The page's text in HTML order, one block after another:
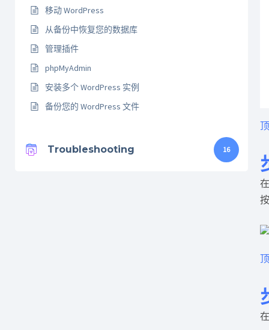
移动 WordPress
从备份中恢复您的数据库
管理插件
phpMyAdmin
安装多个 WordPress 实例
备份您的 WordPress 文件
Troubleshooting 16